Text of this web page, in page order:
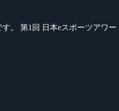
。 第1回 日本eスポーツアワ